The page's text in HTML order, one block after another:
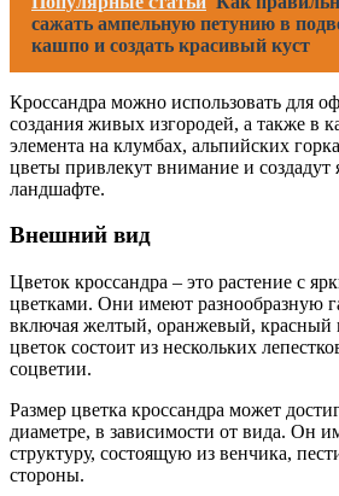
сажать ампельную петунию в
кашпо и создать красивый куст
Кроссандра можно использовать для
создания живых изгородей, а также в
элемента на клумбах, альпийских
цветы привлекут внимание и
ландшафте.
Внешний вид
Цветок кроссандра – это растение с
цветками. Они имеют разнообразную
включая желтый, оранжевый,
цветок состоит из нескольких
соцветии.
Размер цветка кроссандра может
диаметре, в зависимости от вида. Он
структуру, состоящую из венчика,
стороны.